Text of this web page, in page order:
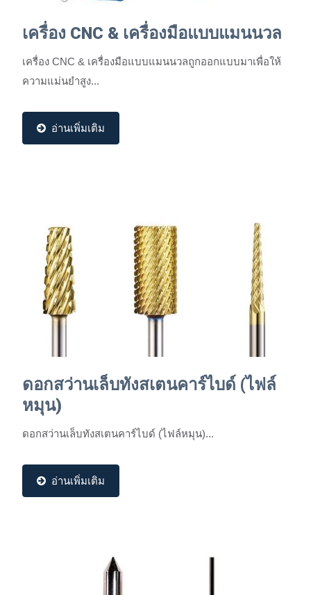
เครื่อง CNC & เครื่องมือแบบแมนนวล
เครื่อง CNC & เครื่องมือแบบแมนนวลถูกออกแบบมาเพื่อให้
ความแม่นยำสูง...
อ่านเพิ่มเติม
ดอกสว่านเล็บทังสเตนคาร์ไบด์ (ไฟล์
หมุน)
ดอกสว่านเล็บทังสเตนคาร์ไบด์ (ไฟล์หมุน)...
อ่านเพิ่มเติม